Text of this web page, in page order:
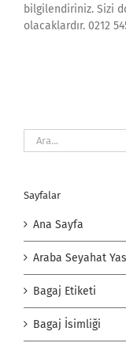
bilgilendiriniz. Sizi
olacaklardır. 0212
Ara:
Sayfalar
Ana Sayfa
Araba Seyahat
Bagaj Etiketi
Bagaj İsimliği